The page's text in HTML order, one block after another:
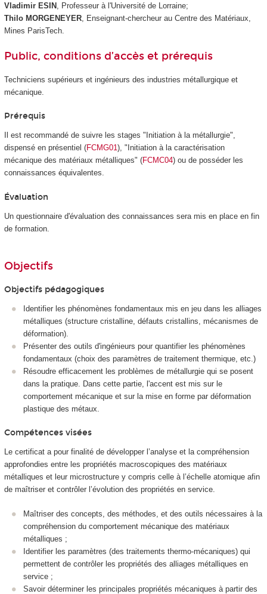
Vladimir ESIN , Professeur à l'Université de Lorraine;
Thilo MORGENEYER, Enseignant-chercheur au Centre des Matériaux,
Mines ParisTech.
Public, conditions d’accès et prérequis
Techniciens supérieurs et ingénieurs des industries métallurgique et
mécanique.
Prérequis
Il est recommandé de suivre les stages "Initiation à la métallurgie",
dispensé en présentiel (FCMG01), "Initiation à la caractérisation
mécanique des matériaux métalliques" (FCMC04) ou de posséder les
connaissances équivalentes.
Évaluation
Un questionnaire d'évaluation des connaissances sera mis en place en fin
de formation.
Objectifs
Objectifs pédagogiques
Identifier les phénomènes fondamentaux mis en jeu dans les alliages
métalliques (structure cristalline, défauts cristallins, mécanismes de
déformation).
Présenter des outils d'ingénieurs pour quantifier les phénomènes
fondamentaux (choix des paramètres de traitement thermique, etc.)
Résoudre efficacement les problèmes de métallurgie qui se posent
dans la pratique. Dans cette partie, l'accent est mis sur le
comportement mécanique et sur la mise en forme par déformation
plastique des métaux.
Compétences visées
Le certificat a pour finalité de développer l’analyse et la compréhension
approfondies entre les propriétés macroscopiques des matériaux
métalliques et leur microstructure y compris celle à l’échelle atomique afin
de maîtriser et contrôler l’évolution des propriétés en service.
Maîtriser des concepts, des méthodes, et des outils nécessaires à la
compréhension du comportement mécanique des matériaux
métalliques ;
Identifier les paramètres (des traitements thermo-mécaniques) qui
permettent de contrôler les propriétés des alliages métalliques en
service ;
Savoir déterminer les principales propriétés mécaniques à partir des